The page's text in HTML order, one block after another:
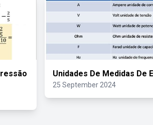
Unidades De Medidas De
25 September 2024